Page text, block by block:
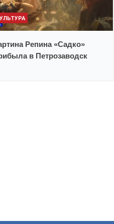
Репина «Садко»
в Петрозаводск